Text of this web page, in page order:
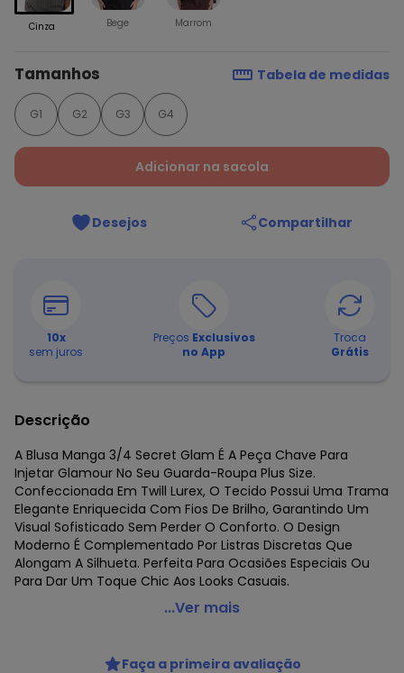
Cinza Bege Marrom
Tamanhos Tabela de medidas
G1 G2 G3 G4
Adicionar na sacola
Desejos Compartilhar
10x
sem juros
Preços Exclusivos
no App
Troca
Grátis
Descrição
A Blusa Manga 3/4 Secret Glam É A Peça Chave Para
Injetar Glamour No Seu Guarda-Roupa Plus Size.
Confeccionada Em Twill Lurex, O Tecido Possui Uma Trama
Elegante Enriquecida Com Fios De Brilho, Garantindo Um
Visual Sofisticado Sem Perder O Conforto. O Design
Moderno É Complementado Por Listras Discretas Que
Alongam A Silhueta. Perfeita Para Ocasiões Especiais Ou
Para Dar Um Toque Chic Aos Looks Casuais.
Secret Glam - Blusa Manga 3/4 Twill Plus Size Cinza
Fornecedor: ROVITEX IND E COM DE MALHAS LTDA / CNPJ
...Ver mais
Faça a primeira avaliação